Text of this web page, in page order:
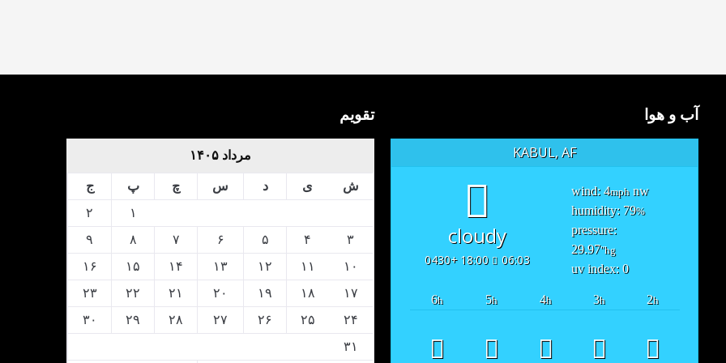
آب و هوا
KABUL, AF
cloudy
06:03
18:00 +0430
wind: 4mph nw
humidity: 79%
pressure:
29.97"hg
uv index: 0
2h
3h
4h
5h
6h
تقویم
مرداد ۱۴۰۵
ش ی د س چ پ
ج
۱
۲
۳
۴ ۵ ۶ ۷ ۸
۹
۱۰
۱۱ ۱۲ ۱۳ ۱۴ ۱۵
۱۶
۱۷
۱۸ ۱۹ ۲۰ ۲۱ ۲۲
۲۳
۲۴
۲۵ ۲۶ ۲۷ ۲۸ ۲۹
۳۰
۳۱